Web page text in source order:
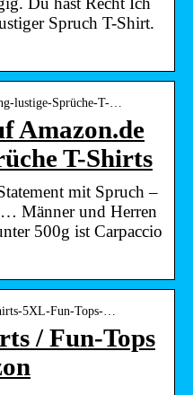
Spruch T-Shirt.
lustige-Sprüche-T-…
Amazon.de
T-Shirts
mit Spruch –
Männer und Herren
500g ist Carpaccio
5XL-Fun-Tops-…
/ Fun-Tops